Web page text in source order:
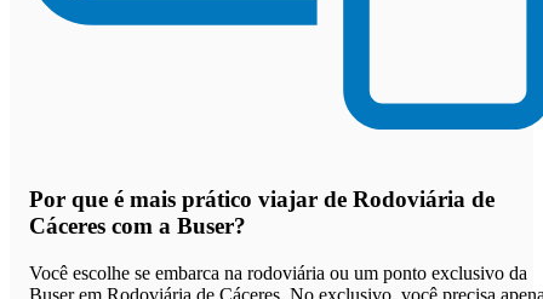
Por que é mais prático viajar de Rodoviária de
Cáceres com a Buser?
Você escolhe se embarca na rodoviária ou um ponto exclusivo da
Buser em Rodoviária de Cáceres. No exclusivo, você precisa